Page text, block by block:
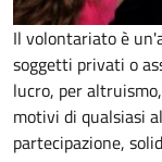
Il volontariato è
soggetti privati o
lucro, per
motivi di qualsiasi
partecipazione,